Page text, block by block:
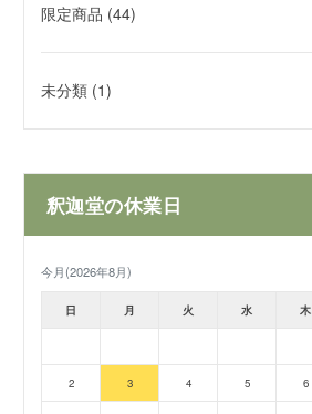
限定商品 (44)
未分類 (1)
釈迦堂の休業日
今月(2026年8月)
日 月 火 水 木
2 3 4 5 6